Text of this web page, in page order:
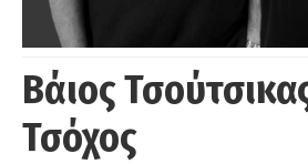
Βάιος
Τσόχος